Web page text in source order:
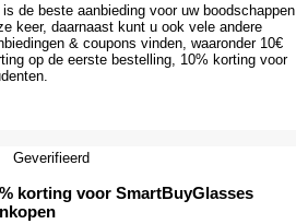
is de beste aanbieding voor uw boodschappen
keer, daarnaast kunt u ook vele andere
& coupons vinden, waaronder 10€
op de eerste bestelling, 10% korting voor
Geverifieerd
korting voor SmartBuyGlasses